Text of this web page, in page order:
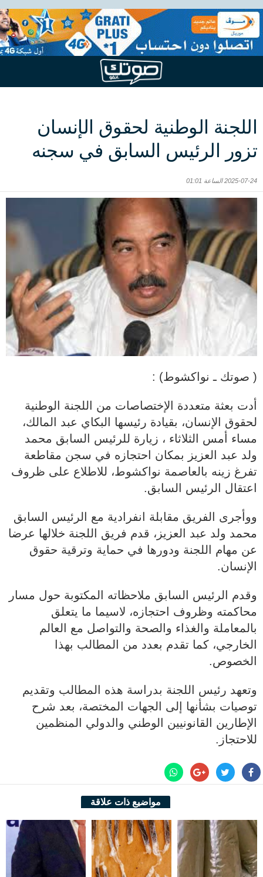
اللجنة الوطنية لحقوق الإنسان
تزور الرئيس السابق في سجنه
2025-07-24 الساعة 01:01
( صوتك ـ نواكشوط) :
أدت بعثة متعددة الإختصاصات من اللجنة الوطنية
لحقوق الإنسان، بقيادة رئيسها البكاي عبد المالك،
مساء أمس الثلاثاء ، زيارة للرئيس السابق محمد
ولد عبد العزيز بمكان احتجازه في سجن مقاطعة
تفرغ زينه بالعاصمة نواكشوط، للاطلاع على ظروف
اعتقال الرئيس السابق.
ووأجرى الفريق مقابلة انفرادية مع الرئيس السابق
محمد ولد عبد العزيز، قدم فريق اللجنة خلالها عرضا
عن مهام اللجنة ودورها في حماية وترقية حقوق
الإنسان.
وقدم الرئيس السابق ملاحظاته المكتوبة حول مسار
محاكمته وظروف احتجازه، لاسيما ما يتعلق
بالمعاملة والغذاء والصحة والتواصل مع العالم
الخارجي، كما تقدم بعدد من المطالب بهذا
الخصوص.
وتعهد رئيس اللجنة بدراسة هذه المطالب وتقديم
توصيات بشأنها إلى الجهات المختصة، بعد شرح
الإطارين القانونيين الوطني والدولي المنظمين
للاحتجاز.
مواضيع ذات علاقة